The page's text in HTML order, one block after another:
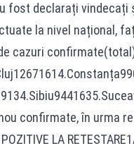
fost declarați
la nivel național,
cazuri
confirmate, în urma
LA